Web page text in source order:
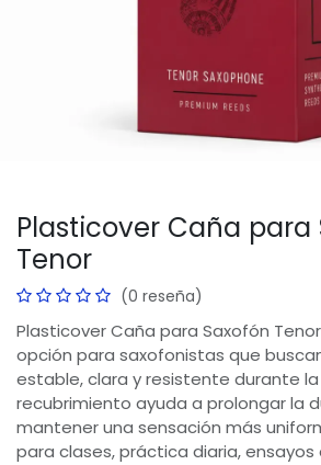
Plasticover Caña para
Tenor
(0 reseña)
Plasticover Caña para Saxofón
opción para saxofonistas que
estable, clara y resistente durante la
recubrimiento ayuda a prolongar la
mantener una sensación más
para clases, práctica diaria,